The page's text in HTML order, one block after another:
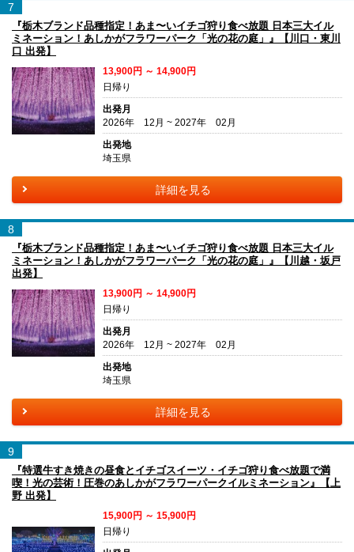
7
『栃木ブランド品種指定！あま〜いイチゴ狩り食べ放題 日本三大イル
ミネーション！あしかがフラワーパーク「光の花の庭」』【川口・東川
口 出発】
13,900円 ～ 14,900円
日帰り
出発月
2026年 12月 ~ 2027年 02月
出発地
埼玉県
詳細を見る
8
『栃木ブランド品種指定！あま〜いイチゴ狩り食べ放題 日本三大イル
ミネーション！あしかがフラワーパーク「光の花の庭」』【川越・坂戸
出発】
13,900円 ～ 14,900円
日帰り
出発月
2026年 12月 ~ 2027年 02月
出発地
埼玉県
詳細を見る
9
『特選牛すき焼きの昼食とイチゴスイーツ・イチゴ狩り食べ放題で満
喫！光の芸術！圧巻のあしかがフラワーパークイルミネーション』【上
野 出発】
15,900円 ～ 15,900円
日帰り